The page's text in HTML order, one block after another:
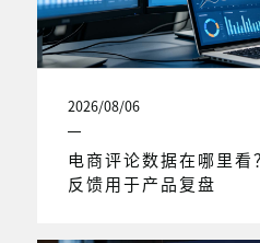
2026/08/06
电商评论数据在哪里
反馈用于产品复盘